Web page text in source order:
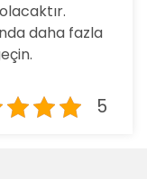
daha fazla
5